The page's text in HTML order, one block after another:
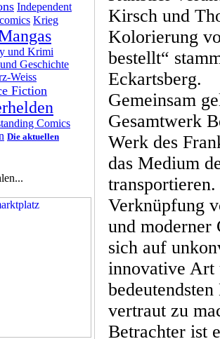
Independent
Krieg
und Krimi
Geschichte
Weiss
Fiction
Comics
Die aktuellen
Kirsch und
Kolorierung
bestellt“
Eckartsberg.
Gemeinsam
Gesamtwerk
Werk des
das Medium
Verknüpfung
und
sich auf
innovative Art
vertraut zu
Betrachter ist